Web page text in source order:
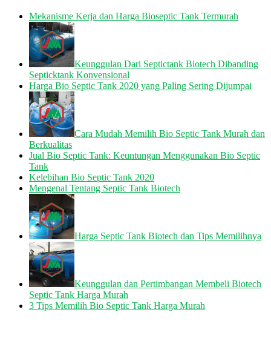
Mekanisme Kerja dan Harga Bioseptic Tank Termurah
Keunggulan Dari Septictank Biotech Dibanding
Septicktank Konvensional
Harga Bio Septic Tank 2020 yang Paling Sering Dijumpai
Cara Mudah Memilih Bio Septic Tank Murah dan
Berkualitas
Jual Bio Septic Tank: Keuntungan Menggunakan Bio Septic
Tank
Kelebihan Bio Septic Tank 2020
Mengenal Tentang Septic Tank Biotech
Harga Septic Tank Biotech dan Tips Memilihnya
Keunggulan dan Pertimbangan Membeli Biotech
Septic Tank Harga Murah
3 Tips Memilih Bio Septic Tank Harga Murah